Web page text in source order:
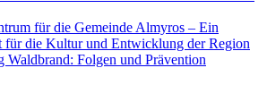
für die Gemeinde Almyros – Ein
für die Kultur und Entwicklung der Region
Waldbrand: Folgen und Prävention